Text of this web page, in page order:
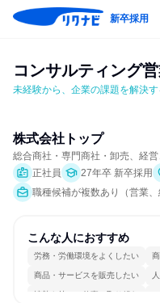
新卒採用
コンサルティング
未経験から、企業の課題を解決す
株式会社トップ
総合商社・専門商社・卸売、経
正社員
27年卒 新卒採用
職種候補が複数あり（営業、
こんな人におすすめ
労務・労働環境をよくしたい
商品・サービスを販売したい
情熱を持って仕事に取り組む